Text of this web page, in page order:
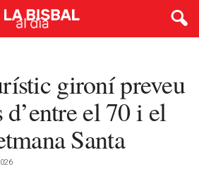
gironí preveu
el 70 i el
Santa